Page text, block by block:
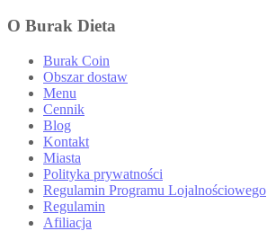
O Burak Dieta
Burak Coin
Obszar dostaw
Menu
Cennik
Blog
Kontakt
Miasta
Polityka prywatności
Regulamin Programu Lojalnościowego
Regulamin
Afiliacja